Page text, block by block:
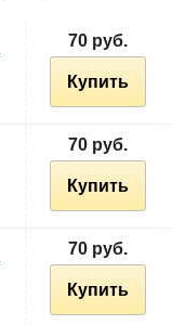
70 руб.
Купить
70 руб.
Купить
70 руб.
Купить